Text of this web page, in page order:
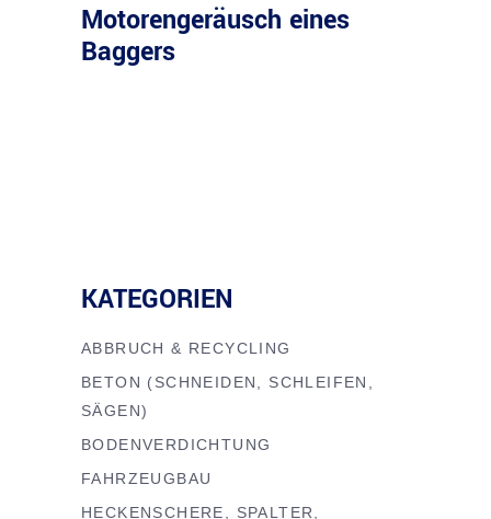
Motorengeräusch eines
Baggers
KATEGORIEN
ABBRUCH & RECYCLING
BETON (SCHNEIDEN, SCHLEIFEN,
SÄGEN)
BODENVERDICHTUNG
FAHRZEUGBAU
HECKENSCHERE, SPALTER,